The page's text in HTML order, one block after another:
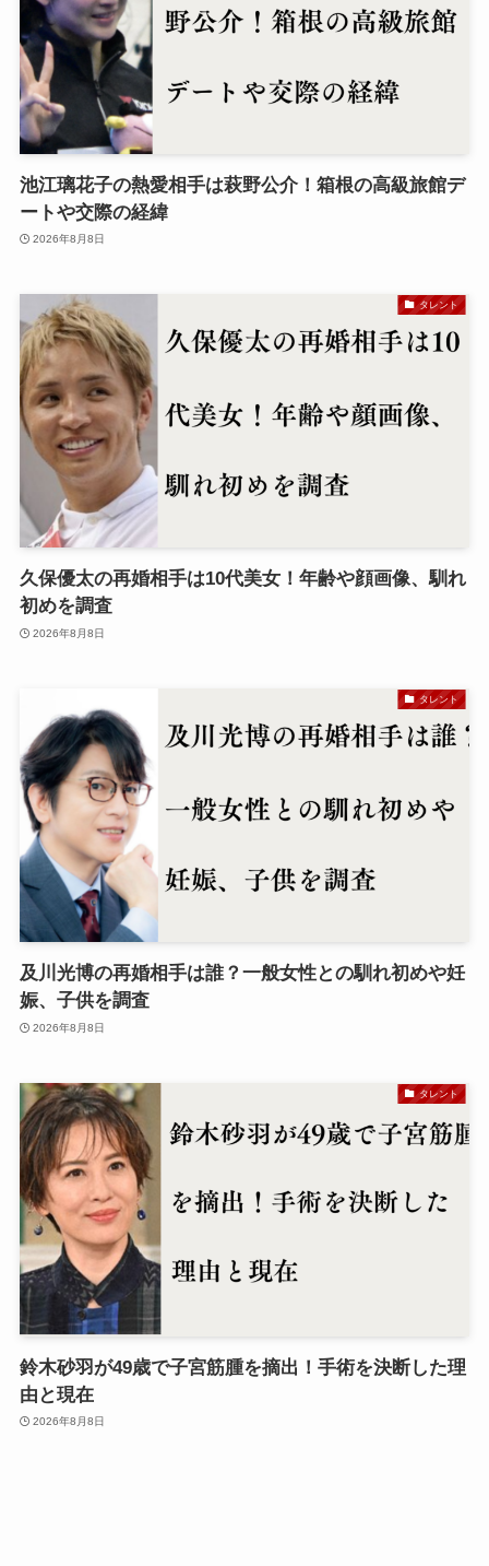
池江璃花子の熱愛相手は萩野公介！箱根の高級旅館デ
ートや交際の経緯
2026年8月8日
タレント
久保優太の再婚相手は10代美女！年齢や顔画像、馴れ
初めを調査
2026年8月8日
タレント
及川光博の再婚相手は誰？一般女性との馴れ初めや妊
娠、子供を調査
2026年8月8日
タレント
鈴木砂羽が49歳で子宮筋腫を摘出！手術を決断した理
由と現在
2026年8月8日